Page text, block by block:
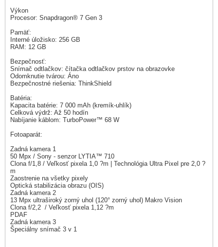
Výkon
Procesor: Snapdragon® 7 Gen 3
Pamäť:
Interné úložisko: 256 GB
RAM: 12 GB
Bezpečnosť:
Snímač odtlačkov: čítačka odtlačkov prstov na obrazovke
Odomknutie tvárou: Áno
Bezpečnostné riešenia: ThinkShield
Batéria:
Kapacita batérie: 7 000 mAh (kremík-uhlík)
Celková výdrž: Až 50 hodín
Nabíjanie káblom: TurboPower™ 68 W
Fotoaparát:
Zadná kamera 1
50 Mpx / Sony - senzor LYTIA™ 710
Clona f/1,8 / Veľkosť pixela 1,0 ?m | Technológia Ultra Pixel pre 2,0 ?
m
Zaostrenie na všetky pixely
Optická stabilizácia obrazu (OIS)
Zadná kamera 2
13 Mpx ultraširoký zorný uhol (120° zorný uhol) Makro Vision
Clona f/2,2 / Veľkosť pixela 1,12 ?m
PDAF
Zadná kamera 3
Špeciálny snímač 3 v 1